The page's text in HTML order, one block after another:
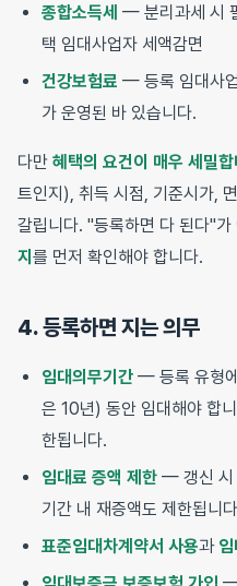
종합소득세 — 분리과세 시
택 임대사업자 세액감면
건강보험료 — 등록 임대사
가 운영된 바 있습니다.
다만 혜택의 요건이 매우 세밀
트인지), 취득 시점, 기준시가,
갈립니다. "등록하면 다 된다"가
지 를 먼저 확인해야 합니다.
4. 등록하면 지는 의무
임대의무기간 — 등록 유형
은 10년) 동안 임대해야 합
한됩니다.
임대료 증액 제한 — 갱신 시
기간 내 재증액도 제한됩니
표준임대차계약서 사용과